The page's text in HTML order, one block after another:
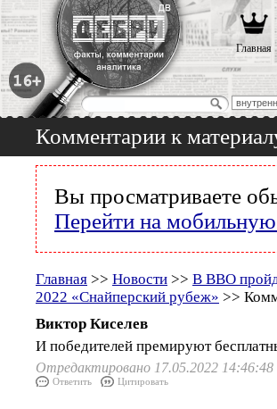
Главная
Комментарии к
Вы просматриваете
Перейти на
Главная >> Новости >> В ВВО
2022 «Снайперский рубеж» >>
Виктор Киселев
И победителей премируют
Отредактировано 17.05.2022 14:46:48
Ответить Цитировать